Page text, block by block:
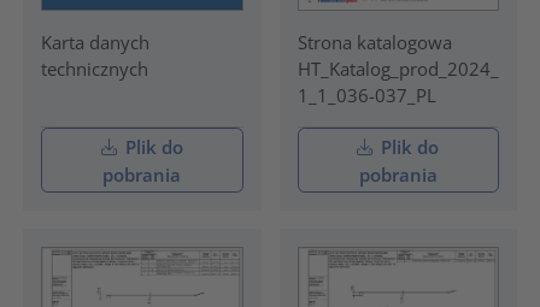
Karta danych
technicznych
Plik do
pobrania
Strona katalogowa
HT_Katalog_prod_2024_
1_1_036-037_PL
Plik do
pobrania